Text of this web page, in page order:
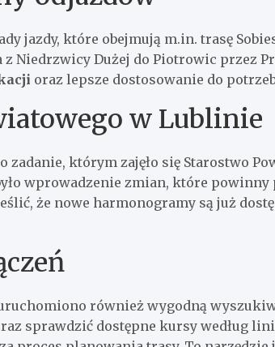
jazdy, które obejmują m.in. trasę
z Niedrzwicy Dużej do Piotrowic przez
oraz lepsze dostosowanie do
w Lublinie
zadanie, którym zajęło się Starostwo
wprowadzenie zmian, które powinny
że nowe harmonogramy są już
również wygodną
sprawdzić dostępne kursy według